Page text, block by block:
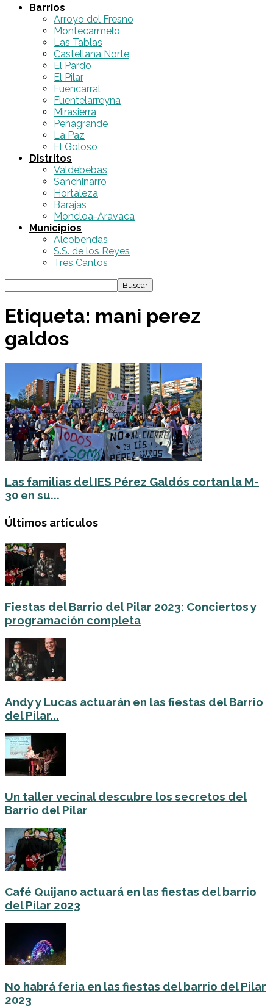
Barrios
Arroyo del Fresno
Montecarmelo
Las Tablas
Castellana Norte
El Pardo
El Pilar
Fuencarral
Fuentelarreyna
Mirasierra
Peñagrande
La Paz
El Goloso
Distritos
Valdebebas
Sanchinarro
Hortaleza
Barajas
Moncloa-Aravaca
Municipios
Alcobendas
S.S. de los Reyes
Tres Cantos
Etiqueta: mani perez
galdos
Las familias del IES Pérez Galdós cortan la M-
30 en su...
Últimos artículos
Fiestas del Barrio del Pilar 2023: Conciertos y
programación completa
Andy y Lucas actuarán en las fiestas del Barrio
del Pilar...
Un taller vecinal descubre los secretos del
Barrio del Pilar
Café Quijano actuará en las fiestas del barrio
del Pilar 2023
No habrá feria en las fiestas del barrio del Pilar
2023